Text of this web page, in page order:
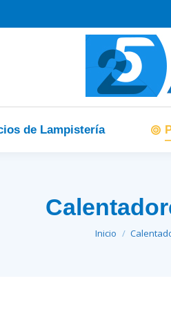
de Lampistería
Estás aquí:
Inicio